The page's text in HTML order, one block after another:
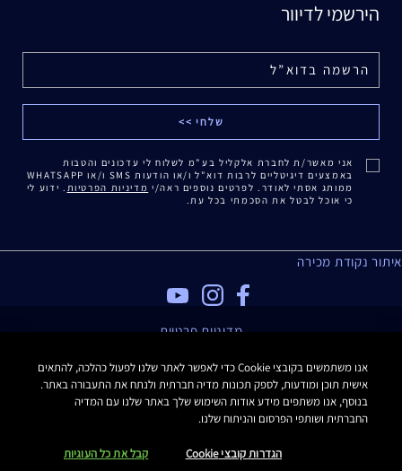
הירשמי לדיוור
אני מאשר/ת לחברת אלקליל בע"מ לשלוח לי עדכונים והטבות
באמצעים דיגיטליים לרבות דוא"ל ו/או הודעות SMS ו/או WHATSAPP
ממותג אסתי לאודר. לפרטים נוספים ראה/י מדיניות הפרטיות . ידוע לי
כי אוכל לבטל את הסכמתי בכל עת.
איתור נקודת מכירה
מדיניות פרטיות
תקנון האתר
תקנון Estee E-List
הצהרת נגישות
כל הזכויות שמורות Estee Lauder 2016
אנו משתמשים בקובצי Cookie כדי לאפשר לאתר שלנו לפעול כהלכה, להתאים
אישית תוכן ומודעות, לספק תכונות מדיה חברתית ולנתח את התעבורה באתר.
בנוסף, אנו משתפים מידע אודות השימוש שלך באתר שלנו עם המדיה
החברתית ושותפי הפרסום והניתוח שלנו.
הגדרות קובצי Cookie קבל את כל העוגיות